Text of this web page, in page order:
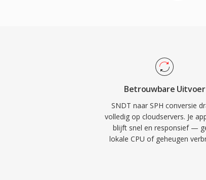
Betrouwbare Uitvoer
SNDT naar SPH conversie
volledig op cloudservers. Je
blijft snel en responsief —
lokale CPU of geheugen